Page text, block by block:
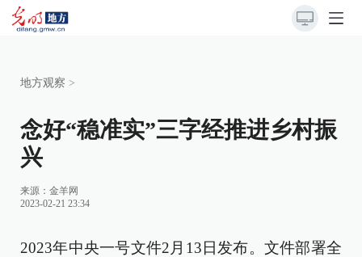
地方观察 >
念好“稳准实”三字经推进乡村振
兴
来源： 金羊网
2023-02-21 23:34
2023年中央一号文件2月13日发布。文件部署全